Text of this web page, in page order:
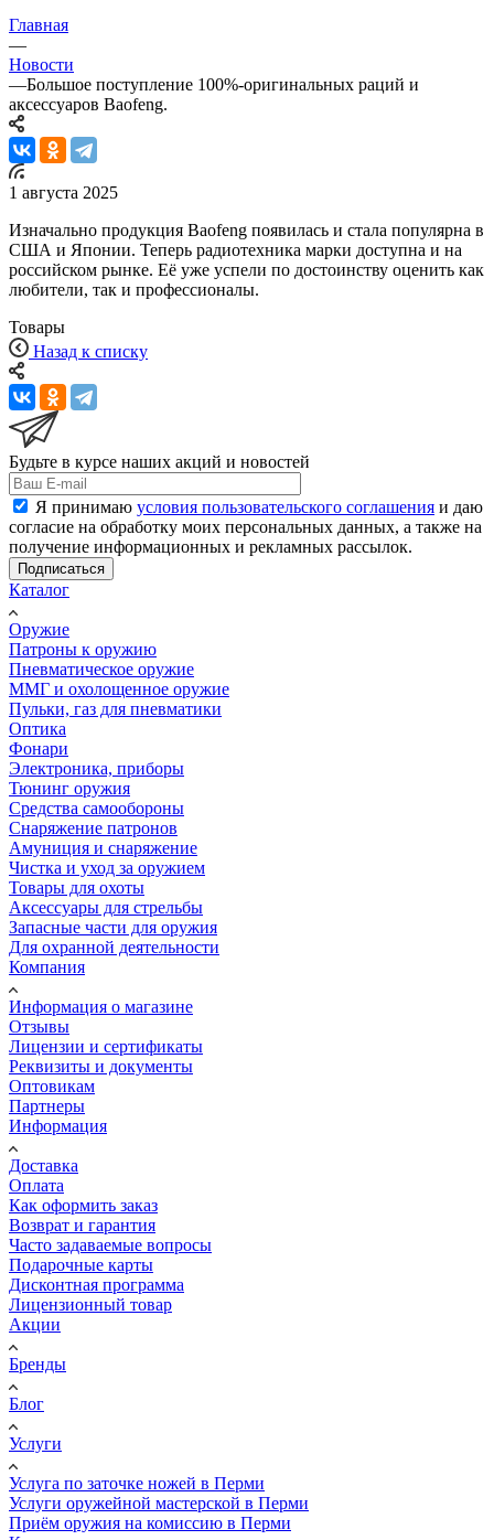
Главная
—
Новости
—Большое поступление 100%-оригинальных раций и
аксессуаров Baofeng.
1 августа 2025
Изначально продукция Baofeng появилась и стала популярна в
США и Японии. Теперь радиотехника марки доступна и на
российском рынке. Её уже успели по достоинству оценить как
любители, так и профессионалы.
Товары
Назад к списку
Будьте в курсе наших акций и новостей
Я принимаю условия пользовательского соглашения и даю
согласие на обработку моих персональных данных, а также на
получение информационных и рекламных рассылок.
Подписаться
Каталог
Оружие
Патроны к оружию
Пневматическое оружие
ММГ и охолощенное оружие
Пульки, газ для пневматики
Оптика
Фонари
Электроника, приборы
Тюнинг оружия
Средства самообороны
Снаряжение патронов
Амуниция и снаряжение
Чистка и уход за оружием
Товары для охоты
Аксессуары для стрельбы
Запасные части для оружия
Для охранной деятельности
Компания
Информация о магазине
Отзывы
Лицензии и сертификаты
Реквизиты и документы
Оптовикам
Партнеры
Информация
Доставка
Оплата
Как оформить заказ
Возврат и гарантия
Часто задаваемые вопросы
Подарочные карты
Дисконтная программа
Лицензионный товар
Акции
Бренды
Блог
Услуги
Услуга по заточке ножей в Перми
Услуги оружейной мастерской в Перми
Приём оружия на комиссию в Перми